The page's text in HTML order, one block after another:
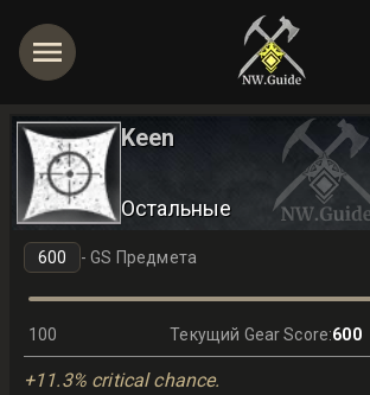
Keen
Остальные
-GS Предмета
100 Текущий Gear Score:600
+11.3% critical chance.